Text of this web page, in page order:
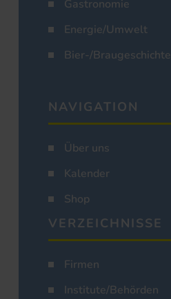
Gastronomie
Energie/Umwelt
Bier-/Braugeschichte
NAVIGATION
Über uns
Kalender
Shop
VERZEICHNISSE
Firmen
Institute/Behörden